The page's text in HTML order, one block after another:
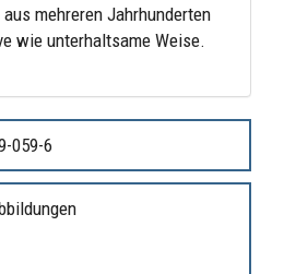
mehreren Jahrhunderten
wie unterhaltsame Weise.
059-6